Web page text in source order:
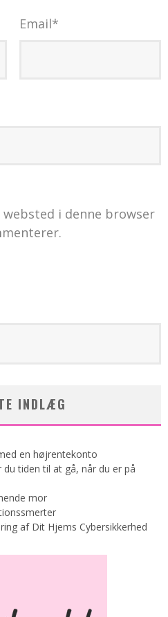
Email*
i denne browser
INDLÆG
en højrentekonto
tiden til at gå, når du er på
mor
af Dit Hjems Cybersikkerhed